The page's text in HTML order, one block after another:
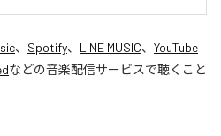
、 Spotify、 LINE MUSIC、 YouTube
などの音楽配信サービスで聴くこと